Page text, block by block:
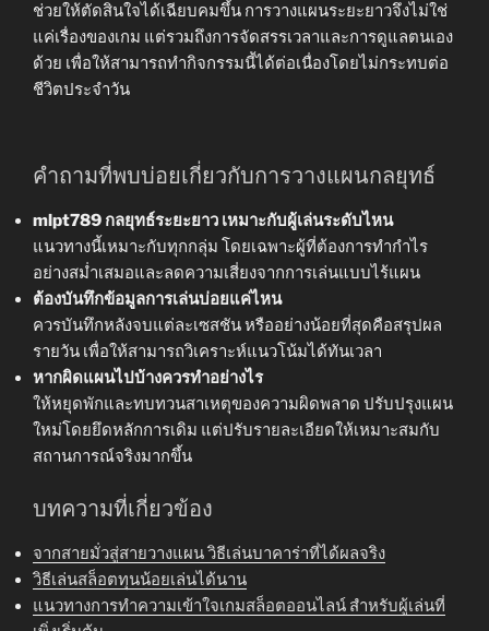
ช่วยให้ตัดสินใจได้เฉียบคมขึ้น การวางแผนระยะยาวจึงไม่ใช่
แค่เรื่องของเกม แต่รวมถึงการจัดสรรเวลาและการดูแลตนเอง
ด้วย เพื่อให้สามารถทำกิจกรรมนี้ได้ต่อเนื่องโดยไม่กระทบต่อ
ชีวิตประจำวัน
คำถามที่พบบ่อยเกี่ยวกับการวางแผนกลยุทธ์
mlpt789 กลยุทธ์ระยะยาว เหมาะกับผู้เล่นระดับไหน
แนวทางนี้เหมาะกับทุกกลุ่ม โดยเฉพาะผู้ที่ต้องการทำกำไร
อย่างสม่ำเสมอและลดความเสี่ยงจากการเล่นแบบไร้แผน
ต้องบันทึกข้อมูลการเล่นบ่อยแค่ไหน
ควรบันทึกหลังจบแต่ละเซสชัน หรืออย่างน้อยที่สุดคือสรุปผล
รายวัน เพื่อให้สามารถวิเคราะห์แนวโน้มได้ทันเวลา
หากผิดแผนไปบ้างควรทำอย่างไร
ให้หยุดพักและทบทวนสาเหตุของความผิดพลาด ปรับปรุงแผน
ใหม่โดยยึดหลักการเดิม แต่ปรับรายละเอียดให้เหมาะสมกับ
สถานการณ์จริงมากขึ้น
บทความที่เกี่ยวข้อง
จากสายมั่วสู่สายวางแผน วิธีเล่นบาคาร่าที่ได้ผลจริง
วิธีเล่นสล็อตทุนน้อยเล่นได้นาน
แนวทางการทำความเข้าใจเกมสล็อตออนไลน์ สำหรับผู้เล่นที่